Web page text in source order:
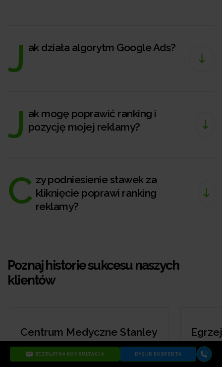
J ak działa algorytm Google Ads?
J ak mogę poprawić ranking i
pozycję mojej reklamy?
C zy podniesienie stawek za
kliknięcie poprawi ranking
reklamy?
Poznaj historie sukcesu naszych
klientów
Centrum Medyczne Stanley
BEZPŁATNA KONSULTACJA DYŻUR EKSPERTA